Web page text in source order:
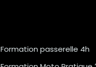
Formation passerelle 4h